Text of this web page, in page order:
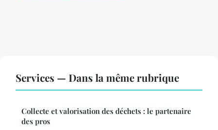
Services — Dans la même rubrique
Collecte et valorisation des déchets : le partenaire
des pros